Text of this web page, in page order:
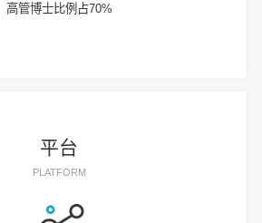
高管博士比例占70%
平台
PLATFORM